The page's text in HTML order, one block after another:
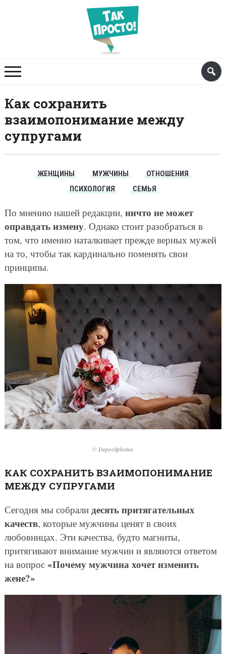
Как сохранить
взаимопонимание между
супругами
ЖЕНЩИНЫ МУЖЧИНЫ
ОТНОШЕНИЯ
ПСИХОЛОГИЯ
СЕМЬЯ
По мнению нашей редакции, ничто не может
оправдать измену. Однако стоит разобраться в
том, что именно наталкивает прежде верных мужей
на то, чтобы так кардинально поменять свои
принципы.
© Depositphotos
КАК СОХРАНИТЬ ВЗАИМОПОНИМАНИЕ
МЕЖДУ СУПРУГАМИ
Сегодня мы собрали десять притягательных
качеств, которые мужчины ценят в своих
любовницах. Эти качества, будто магниты,
притягивают внимание мужчин и являются ответом
на вопрос «Почему мужчина хочет изменить
жене?»